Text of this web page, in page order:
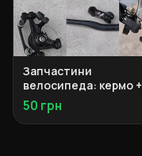
Запчастини
велосипеда: кермо +
винос + педалі +
моноблоки + касета +
перемикачі +
50 грн